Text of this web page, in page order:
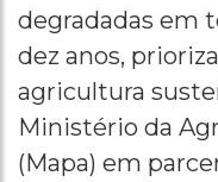
degradadas em
dez anos,
agricultura
Ministério da
(Mapa) em